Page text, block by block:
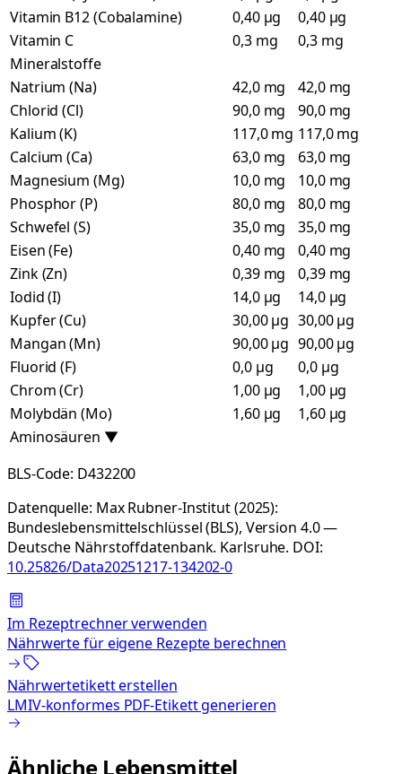
Vitamin B12 (Cobalamine)
0,40 µg
0,40 µg
Vitamin C
0,3 mg
0,3 mg
Mineralstoffe
Natrium (Na)
42,0 mg
42,0 mg
Chlorid (Cl)
90,0 mg
90,0 mg
Kalium (K)
117,0 mg 117,0 mg
Calcium (Ca)
63,0 mg
63,0 mg
Magnesium (Mg)
10,0 mg
10,0 mg
Phosphor (P)
80,0 mg
80,0 mg
Schwefel (S)
35,0 mg
35,0 mg
Eisen (Fe)
0,40 mg
0,40 mg
Zink (Zn)
0,39 mg
0,39 mg
Iodid (I)
14,0 µg
14,0 µg
Kupfer (Cu)
30,00 µg 30,00 µg
Mangan (Mn)
90,00 µg 90,00 µg
Fluorid (F)
0,0 µg
0,0 µg
Chrom (Cr)
1,00 µg
1,00 µg
Molybdän (Mo)
1,60 µg
1,60 µg
Aminosäuren ▼
BLS-Code: D432200
Datenquelle: Max Rubner-Institut (2025):
Bundeslebensmittelschlüssel (BLS), Version 4.0 —
Deutsche Nährstoffdatenbank. Karlsruhe. DOI:
10.25826/Data20251217-134202-0
Im Rezeptrechner verwenden
Nährwerte für eigene Rezepte berechnen
Nährwertetikett erstellen
LMIV-konformes PDF-Etikett generieren
Ähnliche Lebensmittel